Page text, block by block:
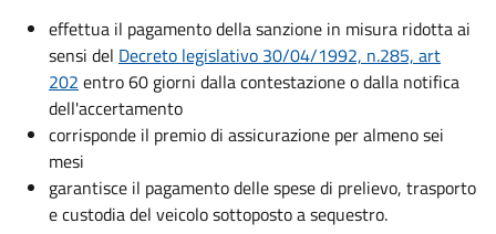
effettua il pagamento della sanzione in misura ridotta ai
sensi del Decreto legislativo 30/04/1992, n.285, art
202 entro 60 giorni dalla contestazione o dalla notifica
dell'accertamento
corrisponde il premio di assicurazione per almeno sei
mesi
garantisce il pagamento delle spese di prelievo, trasporto
e custodia del veicolo sottoposto a sequestro.